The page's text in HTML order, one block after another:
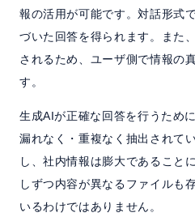
報の活用が可能です。対話形式
づいた回答を得られます。また
されるため、ユーザ側で情報の
す。
生成AIが正確な回答を行うため
漏れなく・重複なく抽出されて
し、社内情報は膨大であること
しずつ内容が異なるファイルも
いるわけではありません。